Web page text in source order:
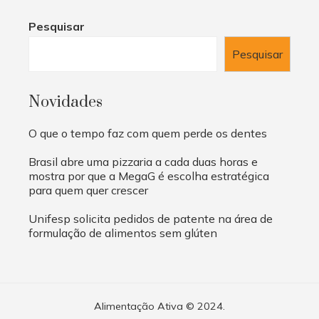
Pesquisar
Pesquisar
Novidades
O que o tempo faz com quem perde os dentes
Brasil abre uma pizzaria a cada duas horas e
mostra por que a MegaG é escolha estratégica
para quem quer crescer
Unifesp solicita pedidos de patente na área de
formulação de alimentos sem glúten
Alimentação Ativa © 2024.